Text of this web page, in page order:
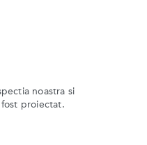
noastra si
fost proiectat.